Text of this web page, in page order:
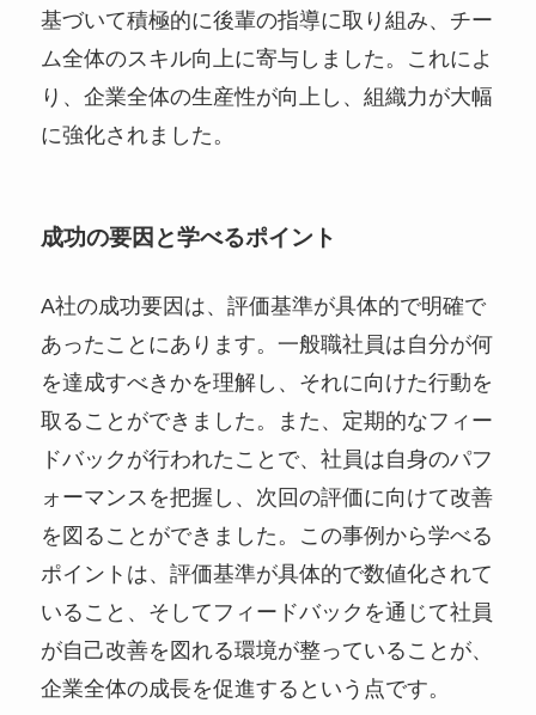
基づいて積極的に後輩の指導に取り組み、チー
ム全体のスキル向上に寄与しました。これによ
り、企業全体の生産性が向上し、組織力が大幅
に強化されました。
成功の要因と学べるポイント
A社の成功要因は、評価基準が具体的で明確で
あったことにあります。一般職社員は自分が何
を達成すべきかを理解し、それに向けた行動を
取ることができました。また、定期的なフィー
ドバックが行われたことで、社員は自身のパフ
ォーマンスを把握し、次回の評価に向けて改善
を図ることができました。この事例から学べる
ポイントは、評価基準が具体的で数値化されて
いること、そしてフィードバックを通じて社員
が自己改善を図れる環境が整っていることが、
企業全体の成長を促進するという点です。